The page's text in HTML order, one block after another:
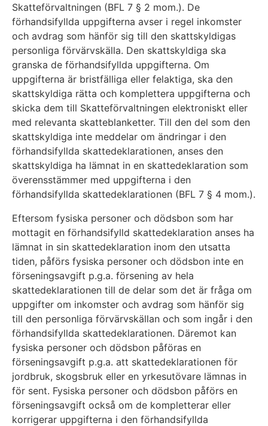
Skatteförvaltningen (BFL 7 § 2 mom.). De
förhandsifyllda uppgifterna avser i regel inkomster
och avdrag som hänför sig till den skattskyldigas
personliga förvärvskälla. Den skattskyldiga ska
granska de förhandsifyllda uppgifterna. Om
uppgifterna är bristfälliga eller felaktiga, ska den
skattskyldiga rätta och komplettera uppgifterna och
skicka dem till Skatteförvaltningen elektroniskt eller
med relevanta skatteblanketter. Till den del som den
skattskyldiga inte meddelar om ändringar i den
förhandsifyllda skattedeklarationen, anses den
skattskyldiga ha lämnat in en skattedeklaration som
överensstämmer med uppgifterna i den
förhandsifyllda skattedeklarationen (BFL 7 § 4 mom.).
Eftersom fysiska personer och dödsbon som har
mottagit en förhandsifylld skattedeklaration anses ha
lämnat in sin skattedeklaration inom den utsatta
tiden, påförs fysiska personer och dödsbon inte en
förseningsavgift p.g.a. försening av hela
skattedeklarationen till de delar som det är fråga om
uppgifter om inkomster och avdrag som hänför sig
till den personliga förvärvskällan och som ingår i den
förhandsifyllda skattedeklarationen. Däremot kan
fysiska personer och dödsbon påföras en
förseningsavgift p.g.a. att skattedeklarationen för
jordbruk, skogsbruk eller en yrkesutövare lämnas in
för sent. Fysiska personer och dödsbon påförs en
förseningsavgift också om de kompletterar eller
korrigerar uppgifterna i den förhandsifyllda